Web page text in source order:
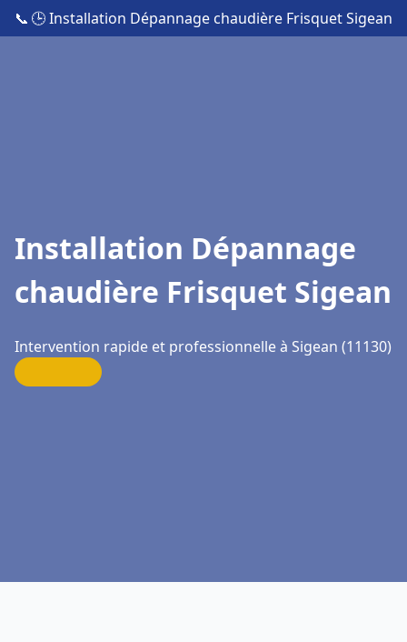
📞 🕒 Installation Dépannage chaudière Frisquet Sigean
Installation Dépannage
chaudière Frisquet Sigean
Intervention rapide et professionnelle à Sigean (11130)